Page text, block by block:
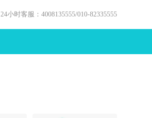
24小时客服：4008135555/010-82335555